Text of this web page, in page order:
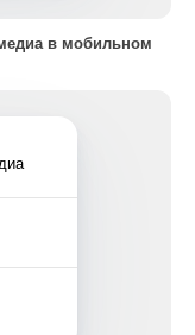
в мобильном